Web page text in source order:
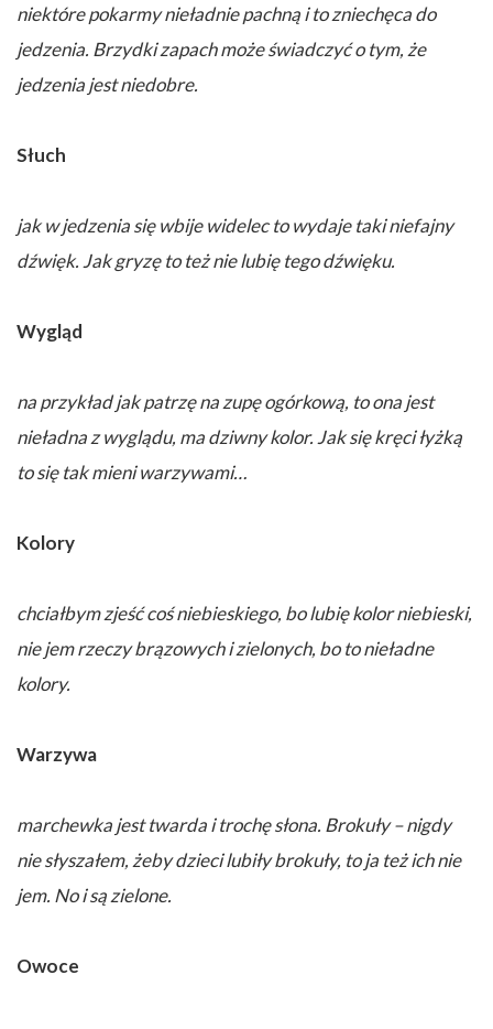
niektóre pokarmy nieładnie pachną i to zniechęca do
jedzenia. Brzydki zapach może świadczyć o tym, że
jedzenia jest niedobre.
Słuch
jak w jedzenia się wbije widelec to wydaje taki niefajny
dźwięk. Jak gryzę to też nie lubię tego dźwięku.
Wygląd
na przykład jak patrzę na zupę ogórkową, to ona jest
nieładna z wyglądu, ma dziwny kolor. Jak się kręci łyżką
to się tak mieni warzywami…
Kolory
chciałbym zjeść coś niebieskiego, bo lubię kolor niebieski,
nie jem rzeczy brązowych i zielonych, bo to nieładne
kolory.
Warzywa
marchewka jest twarda i trochę słona. Brokuły – nigdy
nie słyszałem, żeby dzieci lubiły brokuły, to ja też ich nie
jem. No i są zielone.
Owoce